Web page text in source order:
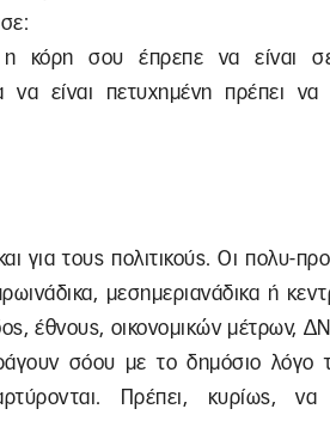
η κόρη σου έπρεπε να είναι
να είναι πετυχημένη πρέπει
για τους πολιτικούς. Οι πολυ-
μεσημεριανάδικα ή
έθνους, οικονομικών μέτρων,
σόου με το δημόσιο λόγο
Πρέπει, κυρίως, να